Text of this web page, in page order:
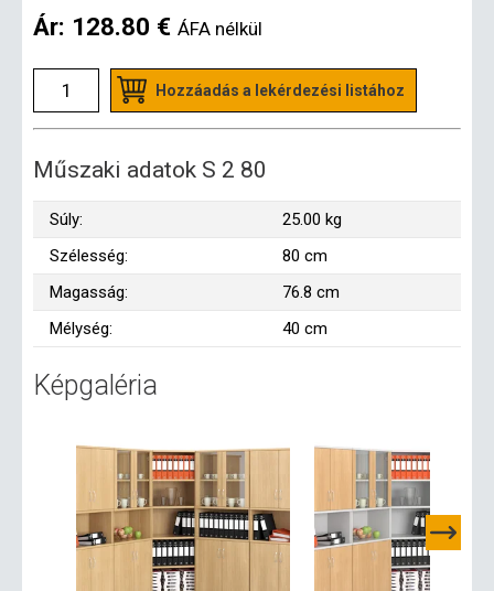
Ár: 128.80 € ÁFA nélkül
Hozzáadás a lekérdezési listához
Műszaki adatok S 2 80
Súly:
25.00 kg
Szélesség:
80 cm
Magasság:
76.8 cm
Mélység:
40 cm
Képgaléria